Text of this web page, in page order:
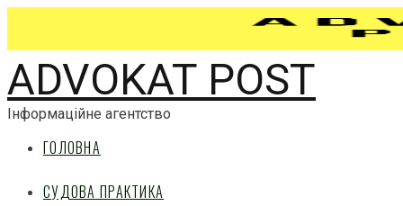
ADVOKAT POST
Інформаційне агентство
ГОЛОВНА
СУДОВА ПРАКТИКА